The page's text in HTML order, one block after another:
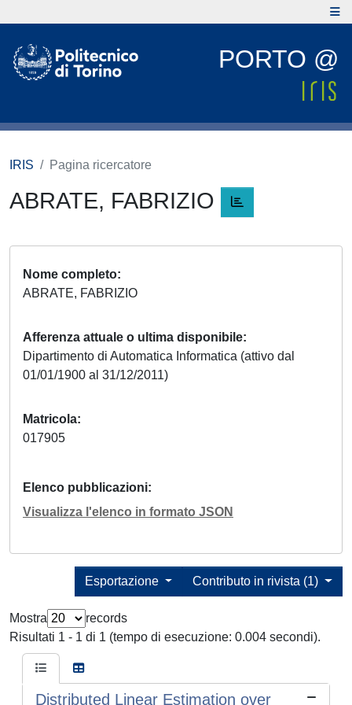
PORTO @
IRIS Pagina ricercatore
ABRATE, FABRIZIO
Nome completo
ABRATE, FABRIZIO
Afferenza attuale o ultima disponibile
Dipartimento di Automatica Informatica (attivo dal
01/01/1900 al 31/12/2011)
Matricola
017905
Elenco pubblicazioni
Visualizza l'elenco in formato JSON
Contributo in rivista (1)
Esportazione
Mostra
records
Risultati 1 - 1 di 1 (tempo di esecuzione: 0.004 secondi).
Distributed Linear Estimation over